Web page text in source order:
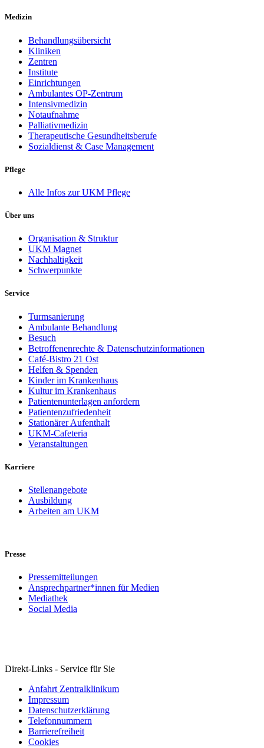
Medizin
Behandlungsübersicht
Kliniken
Zentren
Institute
Einrichtungen
Ambulantes OP-Zentrum
Intensivmedizin
Notaufnahme
Palliativmedizin
Therapeutische Gesundheitsberufe
Sozialdienst & Case Management
Pflege
Alle Infos zur UKM Pflege
Über uns
Organisation & Struktur
UKM Magnet
Nachhaltigkeit
Schwerpunkte
Service
Turmsanierung
Ambulante Behandlung
Besuch
Betroffenenrechte & Datenschutzinformationen
Café-Bistro 21 Ost
Helfen & Spenden
Kinder im Krankenhaus
Kultur im Krankenhaus
Patientenunterlagen anfordern
Patientenzufriedenheit
Stationärer Aufenthalt
UKM-Cafeteria
Veranstaltungen
Karriere
Stellenangebote
Ausbildung
Arbeiten am UKM
Presse
Pressemitteilungen
Ansprechpartner*innen für Medien
Mediathek
Social Media
Direkt-Links - Service für Sie
Anfahrt Zentralklinikum
Impressum
Datenschutzerklärung
Telefonnummern
Barrierefreiheit
Cookies